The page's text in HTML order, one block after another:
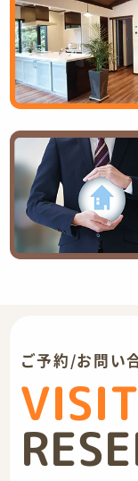
ご予約/お問い
VISIT